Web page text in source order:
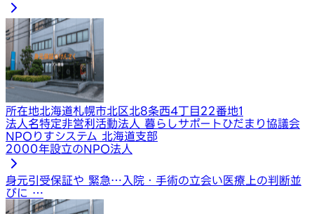
所在地北海道札幌市北区北8条西4丁目22番地1
法人名特定非営利活動法人 暮らしサポートひだまり協議会
NPOりすシステム 北海道支部
2000年設立のNPO法人
身元引受保証や 緊急… 入院・手術の立会い医療上の判断並
びに …